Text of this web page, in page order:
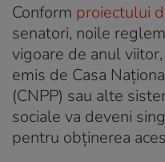
Conform proiectului
senatori, noile
vigoare de anul
emis de Casa
(CNPP) sau alte
sociale va deveni
pentru obținerea